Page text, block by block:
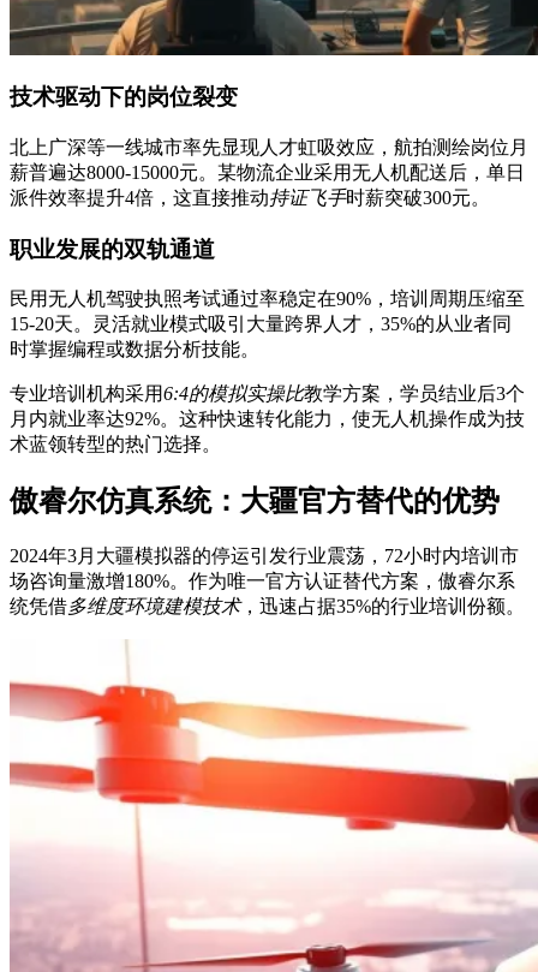
技术驱动下的岗位裂变
北上广深等一线城市率先显现人才虹吸效应，航拍测绘岗位月
薪普遍达8000-15000元。某物流企业采用无人机配送后，单日
派件效率提升4倍，这直接推动持证飞手时薪突破300元。
职业发展的双轨通道
民用无人机驾驶执照考试通过率稳定在90%，培训周期压缩至
15-20天。灵活就业模式吸引大量跨界人才，35%的从业者同
时掌握编程或数据分析技能。
专业培训机构采用6:4的模拟实操比教学方案，学员结业后3个
月内就业率达92%。这种快速转化能力，使无人机操作成为技
术蓝领转型的热门选择。
傲睿尔仿真系统：大疆官方替代的优势
2024年3月大疆模拟器的停运引发行业震荡，72小时内培训市
场咨询量激增180%。作为唯一官方认证替代方案，傲睿尔系
统凭借多维度环境建模技术，迅速占据35%的行业培训份额。